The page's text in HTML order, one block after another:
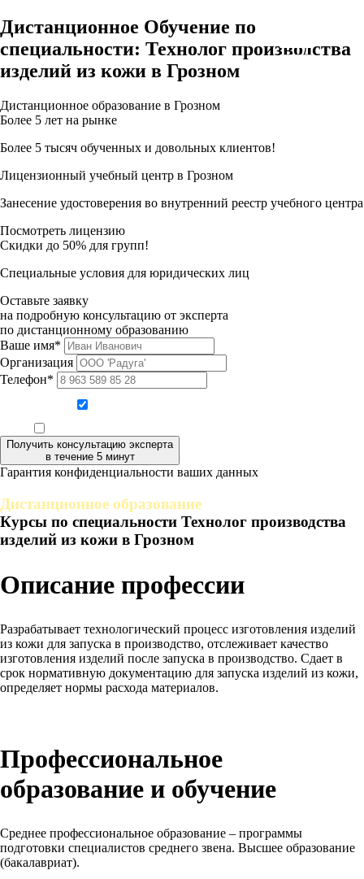
Дистанционное Обучение по
специальности: Технолог производства
изделий из кожи в Грозном
Дистанционное образование в Грозном
Более 5 лет на рынке
Более 5 тысяч обученных и довольных клиентов!
Лицензионный учебный центр в Грозном
Занесение удостоверения во внутренний реестр учебного центра
Посмотреть лицензию
Скидки до 50% для групп!
Специальные условия для юридических лиц
Оставьте заявку
на подробную консультацию от эксперта
по дистанционному образованию
Ваше имя*
Организация
Телефон*
Получить консультацию эксперта
в течение 5 минут
Гарантия конфиденциальности ваших данных
Дистанционное образование
Курсы по специальности Технолог производства
изделий из кожи в Грозном
Описание профессии
Разрабатывает технологический процесс изготовления изделий
из кожи для запуска в производство, отслеживает качество
изготовления изделий после запуска в производство. Сдает в
срок нормативную документацию для запуска изделий из кожи,
определяет нормы расхода материалов.
Профессиональное
образование и обучение
Среднее профессиональное образование – программы
подготовки специалистов среднего звена. Высшее образование
(бакалавриат).